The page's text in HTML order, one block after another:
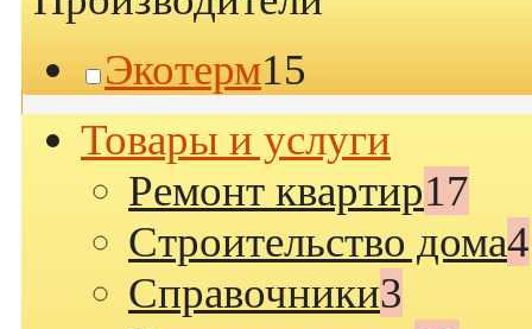
Экотерм15
Товары и услуги
Ремонт квартир17
Строительство дома4
Cправочники3